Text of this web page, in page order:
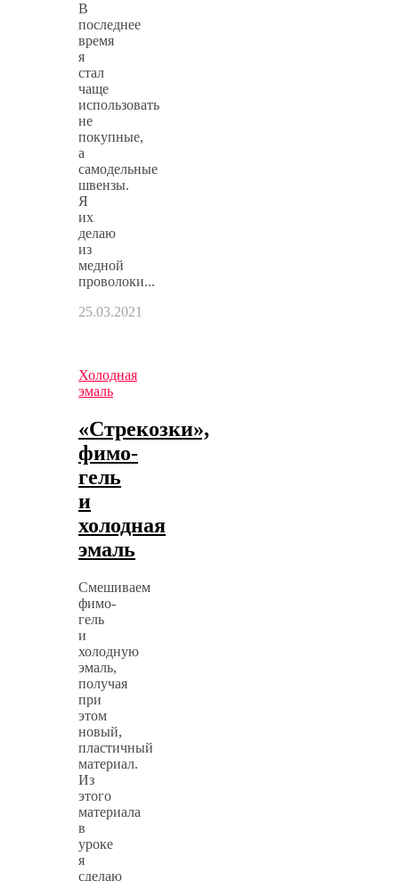
В
последнее
время
я
стал
чаще
использовать
не
покупные,
а
самодельные
швензы.
Я
их
делаю
из
медной
проволоки...
25.03.2021
Холодная
эмаль
«Стрекозки»,
фимо-
гель
и
холодная
эмаль
Смешиваем
фимо-
гель
и
холодную
эмаль,
получая
при
этом
новый,
пластичный
материал.
Из
этого
материала
в
уроке
я
сделаю